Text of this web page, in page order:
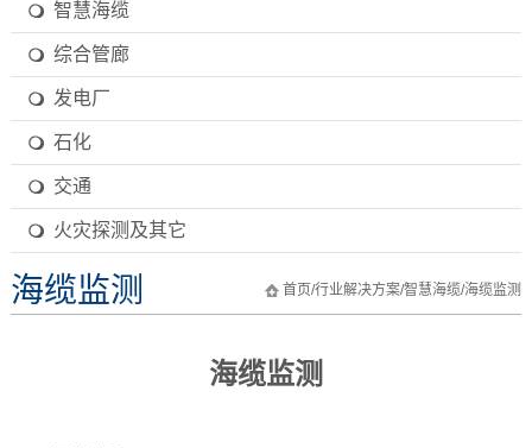
智慧海缆
综合管廊
发电厂
石化
交通
火灾探测及其它
首页/行业解决方案/智慧海缆/海缆监测
海缆监测
海缆监测